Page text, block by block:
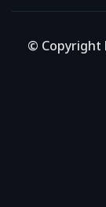
© Copyright